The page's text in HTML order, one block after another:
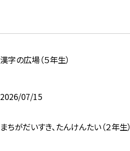
漢字の広場（５年生）
2026/07/15
まちがだいすき、たんけんたい（２年生）